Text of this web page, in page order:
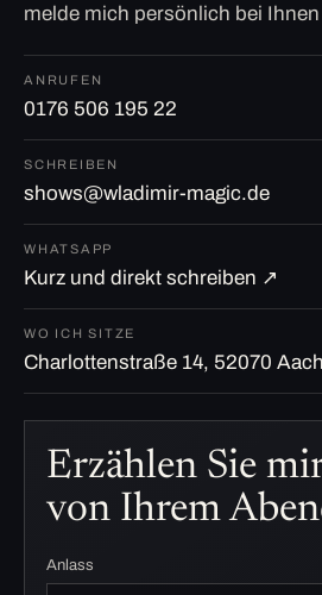
melde mich persönlich bei
ANRUFEN
0176 506 195 22
SCHREIBEN
shows@wladimir-magic.de
WHATSAPP
Kurz und direkt schreiben ↗
WO ICH SITZE
Charlottenstraße 14, 52070
Erzählen Sie
von Ihrem
Anlass